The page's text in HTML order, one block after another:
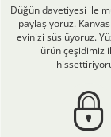
Düğün davetiyesi ile
paylaşıyoruz.
evinizi süslüyoruz.
ürün çeşidimiz